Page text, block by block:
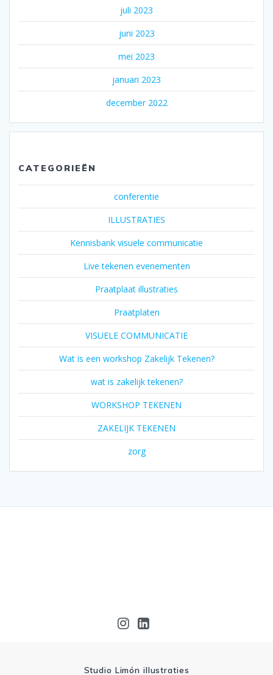
juli 2023
juni 2023
mei 2023
januari 2023
december 2022
CATEGORIEËN
conferentie
ILLUSTRATIES
Kennisbank visuele communicatie
Live tekenen evenementen
Praatplaat illustraties
Praatplaten
VISUELE COMMUNICATIE
Wat is een workshop Zakelijk Tekenen?
wat is zakelijk tekenen?
WORKSHOP TEKENEN
ZAKELIJK TEKENEN
zorg
Studio Limón illustraties